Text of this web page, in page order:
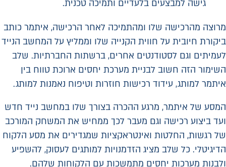
גישה למבצעים בלעדיים ותמיכה טכנית.
מרוצה מהרכישה שלו ומהתמיכה לאחר הרכישה, איתמר כותב
ביקורת חיובית על חווית הקנייה שלו וממליץ על המחשב הנייד
לעמיתים וגם לסטודנטים אחרים, ברשתות החברתיות. שלב
השימור הזה חשוב לבניית מערכת יחסים ארוכת טווח בין
איתמר למותג, עידוד רכישות חוזרות וטיפוח נאמנות למותג.
המסע של איתמר, מרגע ההכרה בצורך שלו במחשב נייד חדש
ועד ביצוע רכישה וגם מעבר לכך ממחיש את המשחק המורכב
של רגשות, החלטות ואינטראקציות שמגדירים את מסע הלקוח
הדיגיטלי. כל שלב מציג הזדמנויות למותגים לעסוק, להשפיע
ולבנות מערכות יחסים מתמשכות עם הלקוחות שלהם.